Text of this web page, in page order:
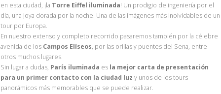
en esta ciudad, ¡la Torre Eiffel iluminada! Un prodigio de ingeniería por el
día, una joya dorada por la noche. Una de las imágenes más inolvidables de un
tour por Europa.
En nuestro extenso y completo recorrido pasaremos también por la célebre
avenida de los Campos Elíseos, por las orillas y puentes del Sena, entre
otros muchos lugares.
Sin lugar a dudas, París iluminada es la mejor carta de presentación
para un primer contacto con la ciudad luz y unos de los tours
panorámicos más memorables que se puede realizar.